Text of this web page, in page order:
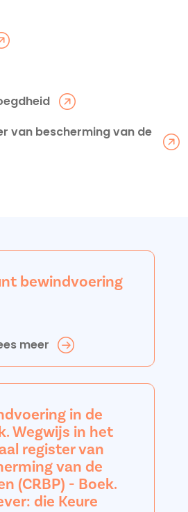
van bescherming van de
bewindvoering
meer
in de
Wegwijs in het
register van
van de
(CRBP) - Boek.
die Keure